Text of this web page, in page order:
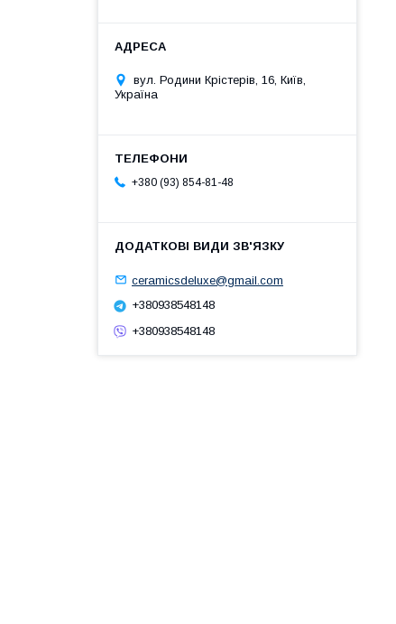
вул. Родини Крістерів, 16, Київ,
Україна
+380 (93) 854-81-48
ceramicsdeluxe@gmail.com
+380938548148
+380938548148